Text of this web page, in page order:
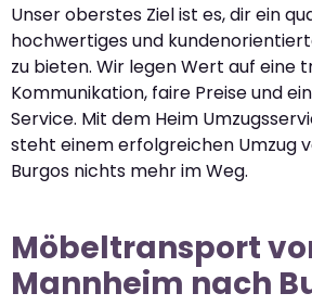
Unser oberstes Ziel ist es, dir ein
hochwertiges und
zu bieten. Wir legen Wert auf eine
Kommunikation, faire Preise und
Service. Mit dem Heim
steht einem erfolgreichen Umzug
Burgos nichts mehr im Weg.
Möbeltransport
Mannheim nach